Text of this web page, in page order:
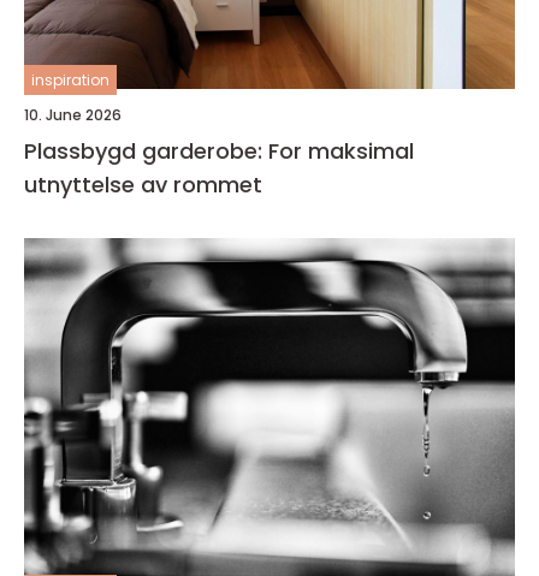
inspiration
10. June 2026
Plassbygd garderobe: For maksimal
utnyttelse av rommet